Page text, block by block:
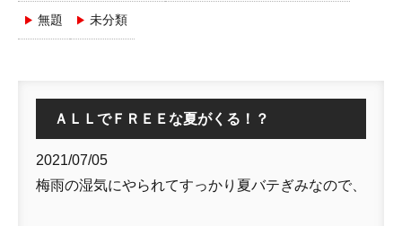
無題 未分類
ＡＬＬでＦＲＥＥな夏がくる！？
2021/07/05
梅雨の湿気にやられてすっかり夏バテぎみなので、